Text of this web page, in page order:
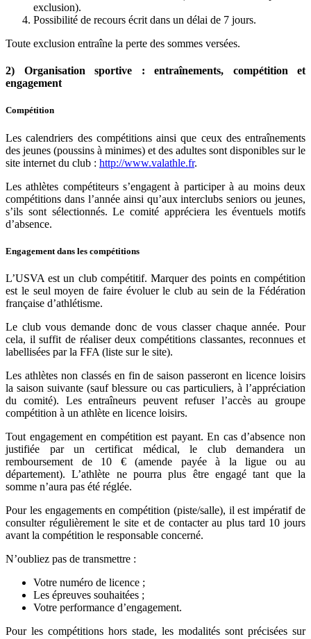
exclusion).
Possibilité de recours écrit dans un délai de 7 jours.
Toute exclusion entraîne la perte des sommes versées.
2) Organisation sportive : entraînements, compétition et
engagement
Compétition
Les calendriers des compétitions ainsi que ceux des entraînements
des jeunes (poussins à minimes) et des adultes sont disponibles sur le
site internet du club : http://www.valathle.fr.
Les athlètes compétiteurs s’engagent à participer à au moins deux
compétitions dans l’année ainsi qu’aux interclubs seniors ou jeunes,
s’ils sont sélectionnés. Le comité appréciera les éventuels motifs
d’absence.
Engagement dans les compétitions
L’USVA est un club compétitif. Marquer des points en compétition
est le seul moyen de faire évoluer le club au sein de la Fédération
française d’athlétisme.
Le club vous demande donc de vous classer chaque année. Pour
cela, il suffit de réaliser deux compétitions classantes, reconnues et
labellisées par la FFA (liste sur le site).
Les athlètes non classés en fin de saison passeront en licence loisirs
la saison suivante (sauf blessure ou cas particuliers, à l’appréciation
du comité). Les entraîneurs peuvent refuser l’accès au groupe
compétition à un athlète en licence loisirs.
Tout engagement en compétition est payant. En cas d’absence non
justifiée par un certificat médical, le club demandera un
remboursement de 10 € (amende payée à la ligue ou au
département). L’athlète ne pourra plus être engagé tant que la
somme n’aura pas été réglée.
Pour les engagements en compétition (piste/salle), il est impératif de
consulter régulièrement le site et de contacter au plus tard 10 jours
avant la compétition le responsable concerné.
N’oubliez pas de transmettre :
Votre numéro de licence ;
Les épreuves souhaitées ;
Votre performance d’engagement.
Pour les compétitions hors stade, les modalités sont précisées sur